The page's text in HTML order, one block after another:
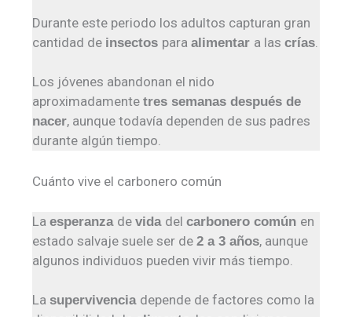
Durante este periodo los adultos capturan gran
cantidad de insectos paraalimentar a lascrías
Los jóvenes abandonan el nido
aproximadamentetres semanas después de
nacer, aunque todavía dependen de sus padres
durante algún tiempo.
Cuánto vive el carbonero común
Laesperanza devida delcarbonero común en
estado salvaje suele ser de2 a 3 años, aunque
algunos individuos pueden vivir más tiempo.
La supervivencia depende de factores como la